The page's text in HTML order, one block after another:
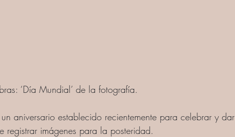
‘Día Mundial’ de la fotografía.
aniversario establecido recientemente para celebrar y dar
registrar imágenes para la posteridad.